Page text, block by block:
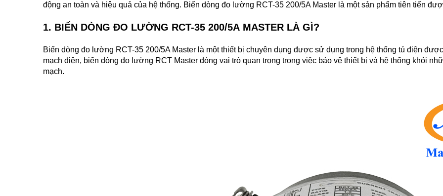
động an toàn và hiệu quả của hệ thống. Biến dòng đo lường RCT-35 200/5AMaster là một sản phẩm tiên tiến
1. BIẾN DÒNG ĐO LƯỜNG RCT-35 200/5A MASTER LÀ GÌ?
Biến dòng đo lường RCT-35 200/5AMaster là một thiết bị chuyên dụng được sử dụng trong hệ thống tủ điện đ
mạch điện, biến dòng đo lường RCT Master đóng vai trò quan trọng trong việc bảo vệ thiết bị và hệ thống khỏi
mạch.